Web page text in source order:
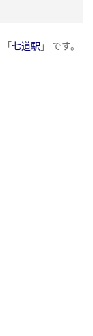
「七道駅 」 です。